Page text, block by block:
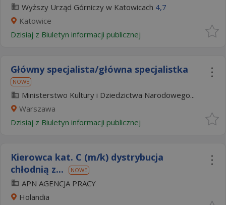
Wyższy Urząd Górniczy w Katowicach 4,7
Katowice
Dzisiaj z Biuletyn informacji publicznej
Główny specjalista/główna specjalistka
NOWE
Ministerstwo Kultury i Dziedzictwa Narodowego...
Warszawa
Dzisiaj z Biuletyn informacji publicznej
Kierowca kat. C (m/k) dystrybucja
chłodnią z...
NOWE
APN AGENCJA PRACY
Holandia